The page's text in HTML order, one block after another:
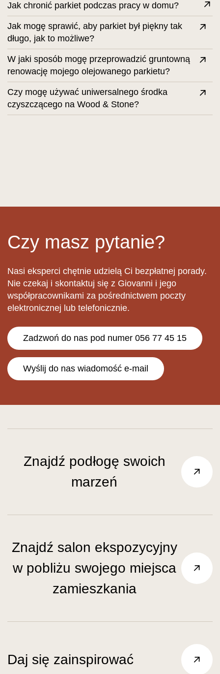
Jak chronić parkiet podczas pracy w domu?
Jak mogę sprawić, aby parkiet był piękny tak
długo, jak to możliwe?
W jaki sposób mogę przeprowadzić gruntowną
renowację mojego olejowanego parkietu?
Czy mogę używać uniwersalnego środka
czyszczącego na Wood & Stone?
Czy masz pytanie?
Nasi eksperci chętnie udzielą Ci bezpłatnej porady.
Nie czekaj i skontaktuj się z Giovanni i jego
współpracownikami za pośrednictwem poczty
elektronicznej lub telefonicznie.
Zadzwoń do nas pod numer 056 77 45 15
Wyślij do nas wiadomość e-mail
Znajdź podłogę swoich
marzeń
Znajdź salon ekspozycyjny
w pobliżu swojego miejsca
zamieszkania
Daj się zainspirować